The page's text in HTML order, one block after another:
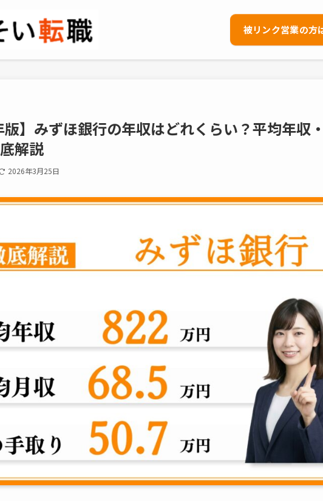
被リンク営業の方
版】みずほ銀行の年収はどれくらい？平均年収
解説
2026年3月25日